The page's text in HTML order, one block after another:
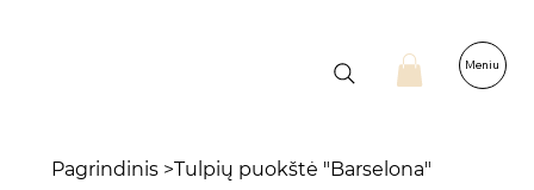
Meniu
Pagrindinis >Tulpių puokštė "Barselona"